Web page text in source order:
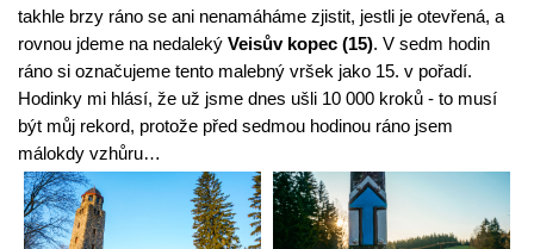
takhle brzy ráno se ani nenamáháme zjistit, jestli je otevřená, a
rovnou jdeme na nedaleký Veisův kopec (15). V sedm hodin
ráno si označujeme tento malebný vršek jako 15. v pořadí.
Hodinky mi hlásí, že už jsme dnes ušli 10 000 kroků - to musí
být můj rekord, protože před sedmou hodinou ráno jsem
málokdy vzhůru…